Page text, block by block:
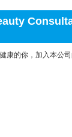
的你，加入本公司